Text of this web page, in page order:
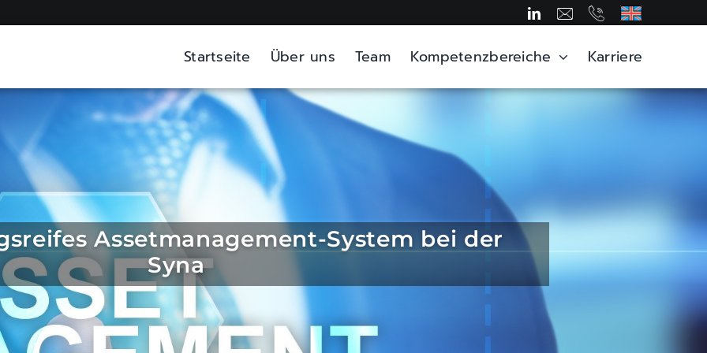
Startseite Über uns Team Kompetenzbereiche Karriere
Assetmanagement­-System bei der
Syna